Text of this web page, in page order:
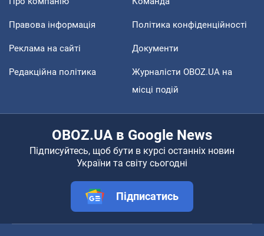
Правова інформація Політика конфіденційності
Реклама на сайті Документи
Редакційна політика
Журналісти OBOZ.UA на
місці подій
OBOZ.UA в Google News
Підписуйтесь, щоб бути в курсі останніх новин
України та світу сьогодні
Підписатись